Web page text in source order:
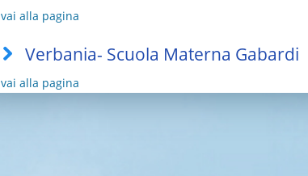
vai alla pagina
Verbania- Scuola Materna Gabardi
vai alla pagina